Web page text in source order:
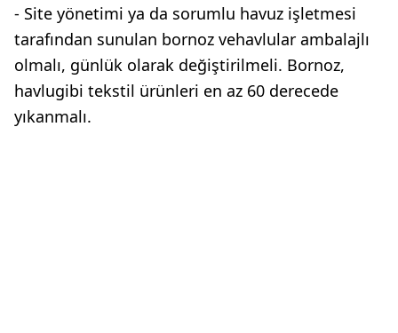
- Site yönetimi ya da sorumlu havuz işletmesi
tarafından sunulan bornoz vehavlular ambalajlı
olmalı, günlük olarak değiştirilmeli. Bornoz,
havlugibi tekstil ürünleri en az 60 derecede
yıkanmalı.